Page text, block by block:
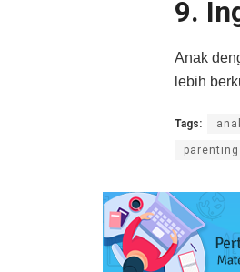
9.
Anak
lebih
Tags:
parenting